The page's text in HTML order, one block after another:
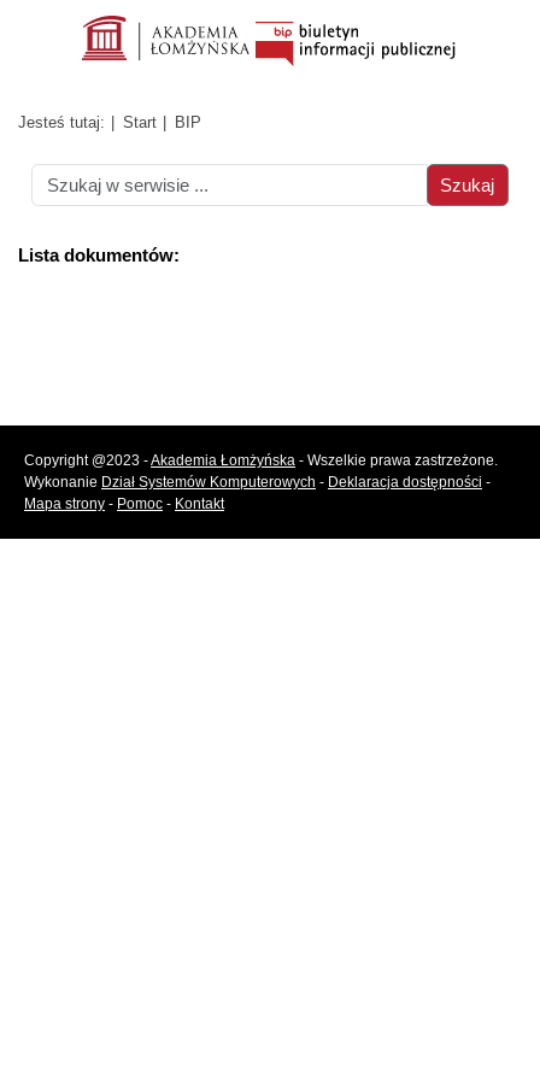
Jesteś tutaj: Start BIP
Lista dokumentów:
Copyright @2023 -Akademia Łomżyńska - Wszelkie prawa zastrzeżone.
Wykonanie Dział Systemów Komputerowych - Deklaracja dostępności -
Mapa strony - Pomoc - Kontakt